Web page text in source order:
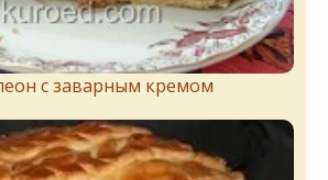
с заварным кремом